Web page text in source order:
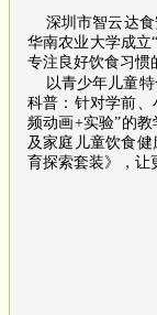
深圳市智云达
华南农业大学成立
专注良好饮食习惯
以青少年儿童
科普：针对学前
频动画+实验”的
及家庭儿童饮食
育探索套装》，让